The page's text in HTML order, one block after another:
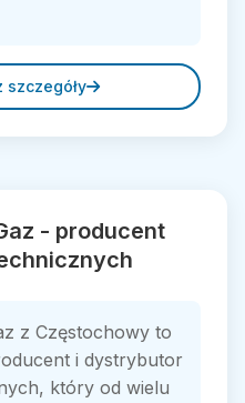
szczegóły
- producent
z Częstochowy to
i dystrybutor
który od wielu